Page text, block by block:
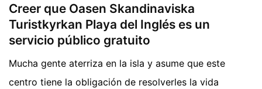
Creer que Oasen Skandinaviska
Turistkyrkan Playa del Inglés es un
servicio público gratuito
Mucha gente aterriza en la isla y asume que este
centro tiene la obligación de resolverles la vida